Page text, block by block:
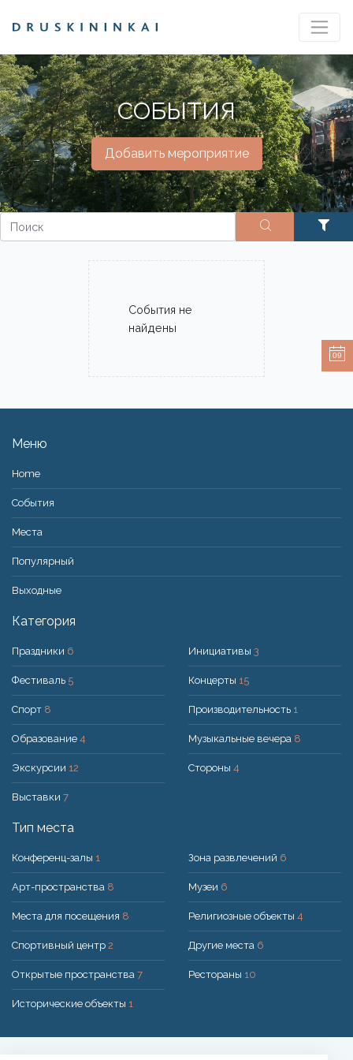
СОБЫТИЯ
Добавить мероприятие
События не
найдены
Меню
Home
События
Места
Популярный
Bыходные
Категория
Праздники 6
Фестиваль 5
Спорт 8
Образование 4
Экскурсии 12
Выставки 7
Инициативы 3
Концерты 15
Производительность 1
Музыкальные вечера 8
Стороны 4
Тип места
Конференц-залы 1
Арт-пространства 8
Места для посещения 8
Спортивный центр 2
Открытые пространства 7
Исторические объекты 1
Зона развлечений 6
Музеи 6
Религиозные объекты 4
Другие места 6
Рестораны 10
09